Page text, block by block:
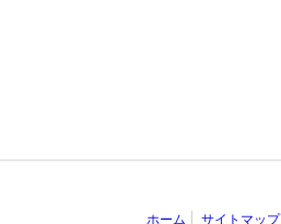
ホーム サイトマップ